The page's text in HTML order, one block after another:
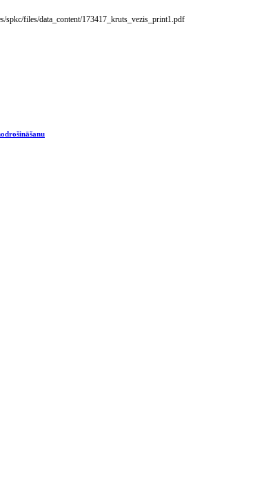
files/data_content/173417_kruts_vezis_print1.pdf